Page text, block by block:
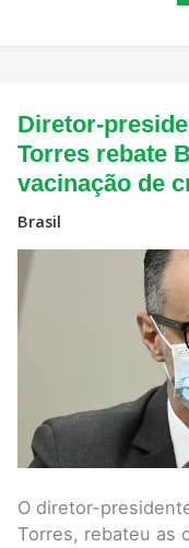
Diretor-
Torres rebate
vacinação de
Brasil
O diretor-
Torres, rebateu as